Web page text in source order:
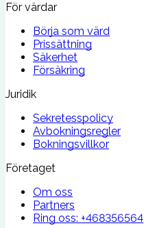
För värdar
Börja som värd
Prissättning
Säkerhet
Försäkring
Juridik
Sekretesspolicy
Avbokningsregler
Bokningsvillkor
Företaget
Om oss
Partners
Ring oss: +468356564